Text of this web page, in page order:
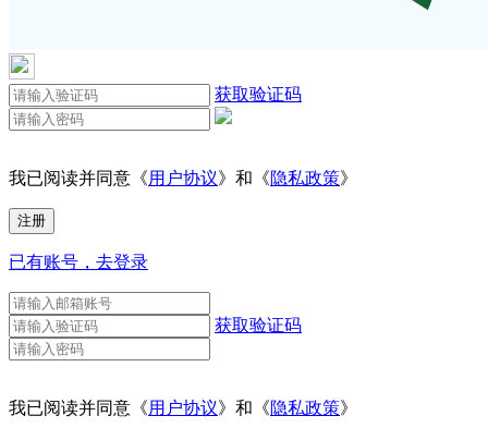
获取验证码
我已阅读并同意《用户协议》和《隐私政策》
已有账号，去登录
获取验证码
我已阅读并同意《用户协议》和《隐私政策》